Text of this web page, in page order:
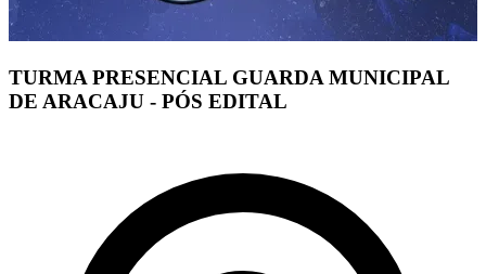
TURMA PRESENCIAL GUARDA MUNICIPAL
DE ARACAJU - PÓS EDITAL